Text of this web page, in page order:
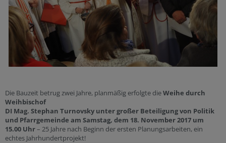
Die Bauzeit betrug zwei Jahre, planmäßig erfolgte dieWeihe durch
Weihbischof
DI Mag. Stephan Turnovsky unter großer Beteiligung von Politik
und Pfarrgemeinde am Samstag, dem 18. November 2017 um
15.00 Uhr– 25 Jahre nach Beginn der ersten Planungsarbeiten, ein
echtes Jahrhundertprojekt!